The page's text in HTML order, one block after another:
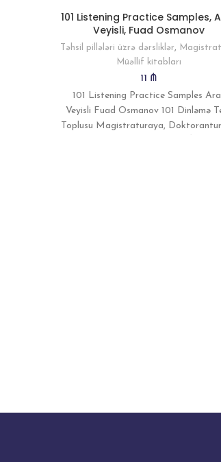
101 Listening Practice Samples,
Veyisli, Fuad Osmanov
Təhsil pillələri üzrə dərsliklər,
Müəllif kitabları
11 ₼
101 Listening Practice Samples
Veyisli Fuad Osmanov 101 Dinləmə
Toplusu Magistraturaya,